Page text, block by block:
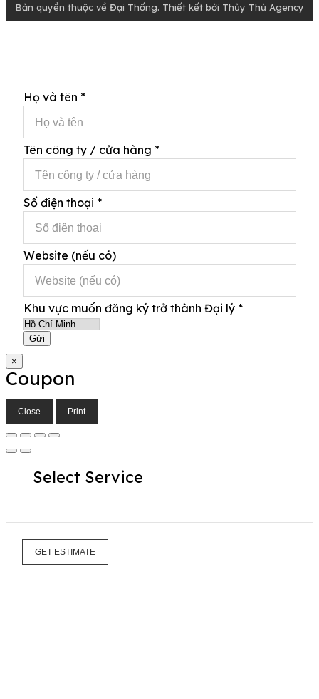
Bản quyền thuộc về Đại Thống. Thiết kết bởi Thủy Thủ Agency
Họ và tên *
Tên công ty / cửa hàng *
Số điện thoại *
Website (nếu có)
Khu vực muốn đăng ký trở thành Đại lý *
Gửi
×
Coupon
Close Print
Select Service
GET ESTIMATE